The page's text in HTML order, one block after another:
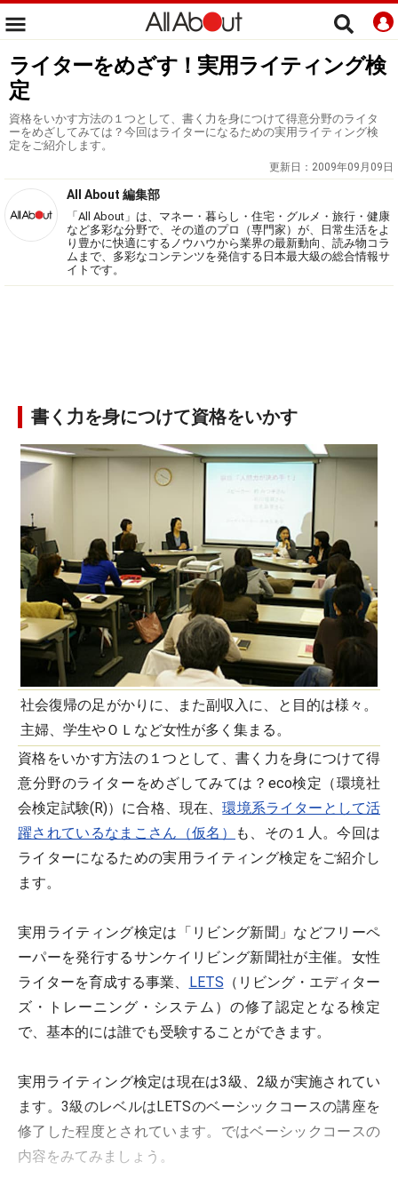
ライターをめざす！実用ライティング検
定
資格をいかす方法の１つとして、書く力を身につけて得意分野のライタ
ーをめざしてみては？今回はライターになるための実用ライティング検
定をご紹介します。
更新日： 2009年09月09日
All About 編集部
「All About」は、マネー・暮らし・住宅・グルメ・旅行・健康
など多彩な分野で、その道のプロ（専門家）が、日常生活をよ
り豊かに快適にするノウハウから業界の最新動向、読み物コラ
ムまで、多彩なコンテンツを発信する日本最大級の総合情報サ
イトです。
書く力を身につけて資格をいかす
社会復帰の足がかりに、また副収入に、と目的は様々。
主婦、学生やＯＬなど女性が多く集まる。
資格をいかす方法の１つとして、書く力を身につけて得
意分野のライターをめざしてみては？eco検定（環境社
会検定試験(R)）に合格、現在、環境系ライターとして活
躍されているなまこさん（仮名）
も、その１人。今回は
ライターになるための実用ライティング検定をご紹介し
ます。
実用ライティング検定は「リビング新聞」などフリーペ
ーパーを発行するサンケイリビング新聞社が主催。女性
ライターを育成する事業、 LETS （リビング・エディター
ズ・トレーニング・システム）の修了認定となる検定
で、基本的には誰でも受験することができます。
実用ライティング検定は現在は3級、2級が実施されてい
ます。3級のレベルはLETSのベーシックコースの講座を
修了した程度とされています。ではベーシックコースの
内容をみてみましょう。